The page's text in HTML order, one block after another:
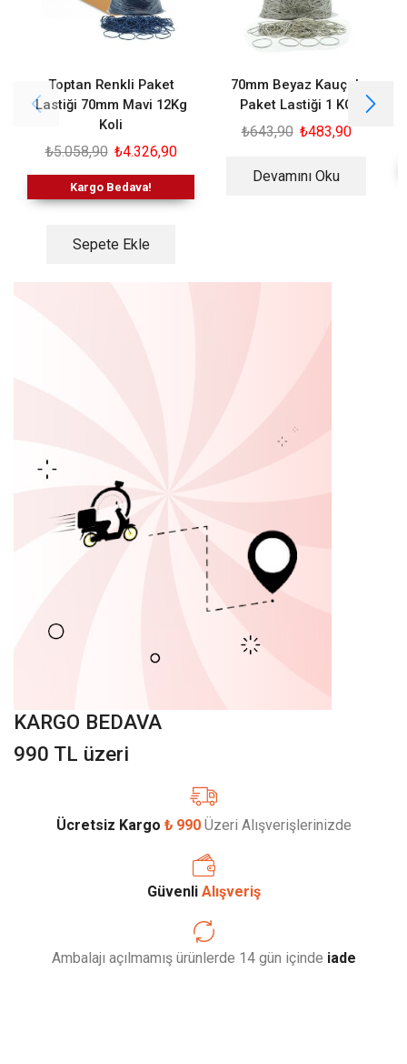
Toptan Renkli Paket
Lastiği 70mm Mavi 12Kg
Koli
₺5.058,90 ₺4.326,90
Kargo Bedava!
Sepete Ekle
70mm Beyaz Kauçuk
Paket Lastiği 1 KG
₺643,90 ₺483,90
Devamını Oku
KARGO BEDAVA
990 TL üzeri
Ücretsiz Kargo ₺ 990Üzeri Alışverişlerinizde
Güvenli Alışveriş
Ambalajı açılmamış ürünlerde 14 gün içinde iade